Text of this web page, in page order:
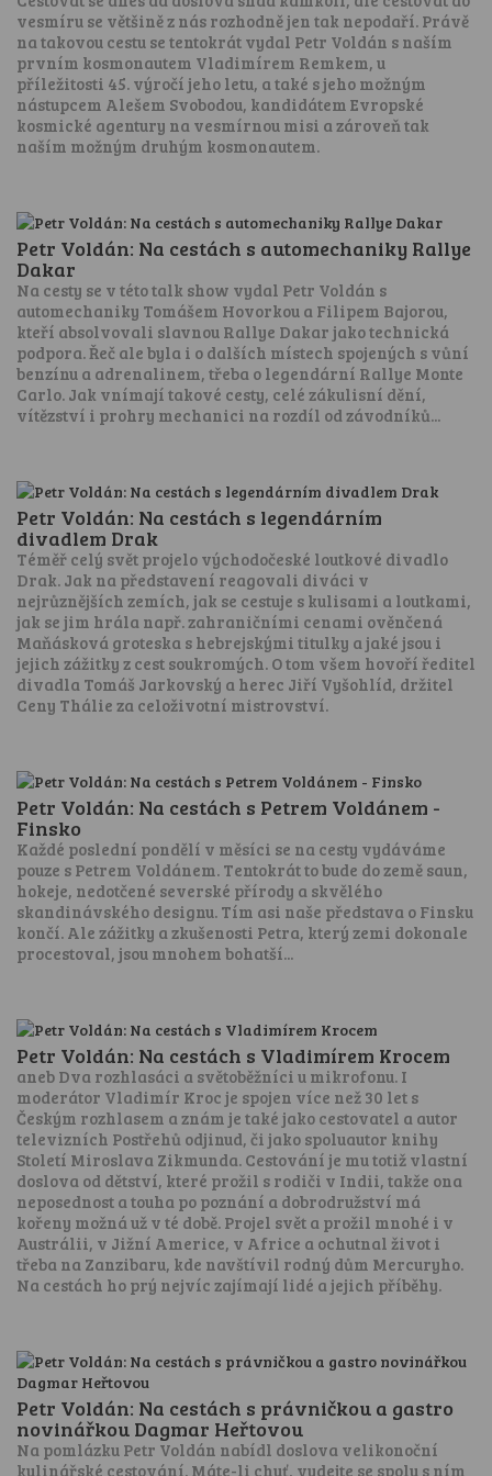
vesmíru se většině z nás rozhodně jen tak nepodaří. Právě
na takovou cestu se tentokrát vydal Petr Voldán s naším
prvním kosmonautem Vladimírem Remkem, u
příležitosti 45. výročí jeho letu, a také s jeho možným
nástupcem Alešem Svobodou, kandidátem Evropské
kosmické agentury na vesmírnou misi a zároveň tak
naším možným druhým kosmonautem.
Petr Voldán: Na cestách s automechaniky Rallye
Dakar
Na cesty se v této talk show vydal Petr Voldán s
automechaniky Tomášem Hovorkou a Filipem Bajorou,
kteří absolvovali slavnou Rallye Dakar jako technická
podpora. Řeč ale byla i o dalších místech spojených s vůní
benzínu a adrenalinem, třeba o legendární Rallye Monte
Carlo. Jak vnímají takové cesty, celé zákulisní dění,
vítězství i prohry mechanici na rozdíl od závodníků...
Petr Voldán: Na cestách s legendárním
divadlem Drak
Téměř celý svět projelo východočeské loutkové divadlo
Drak. Jak na představení reagovali diváci v
nejrůznějších zemích, jak se cestuje s kulisami a loutkami,
jak se jim hrála např. zahraničními cenami ověnčená
Maňásková groteska s hebrejskými titulky a jaké jsou i
jejich zážitky z cest soukromých. O tom všem hovoří ředitel
divadla Tomáš Jarkovský a herec Jiří Vyšohlíd, držitel
Ceny Thálie za celoživotní mistrovství.
Petr Voldán: Na cestách s Petrem Voldánem -
Finsko
Každé poslední pondělí v měsíci se na cesty vydáváme
pouze s Petrem Voldánem. Tentokrát to bude do země saun,
hokeje, nedotčené severské přírody a skvělého
skandinávského designu. Tím asi naše představa o Finsku
končí. Ale zážitky a zkušenosti Petra, který zemi dokonale
procestoval, jsou mnohem bohatší...
Petr Voldán: Na cestách s Vladimírem Krocem
aneb Dva rozhlasáci a světoběžníci u mikrofonu. I
moderátor Vladimír Kroc je spojen více než 30 let s
Českým rozhlasem a znám je také jako cestovatel a autor
televizních Postřehů odjinud, či jako spoluautor knihy
Století Miroslava Zikmunda. Cestování je mu totiž vlastní
doslova od dětství, které prožil s rodiči v Indii, takže ona
neposednost a touha po poznání a dobrodružství má
kořeny možná už v té době. Projel svět a prožil mnohé i v
Austrálii, v Jižní Americe, v Africe a ochutnal život i
třeba na Zanzibaru, kde navštívil rodný dům Mercuryho.
Na cestách ho prý nejvíc zajímají lidé a jejich příběhy.
Petr Voldán: Na cestách s právničkou a gastro
novinářkou Dagmar Heřtovou
Na pomlázku Petr Voldán nabídl doslova velikonoční
kulinářské cestování. Máte-li chuť, vydejte se spolu s ním